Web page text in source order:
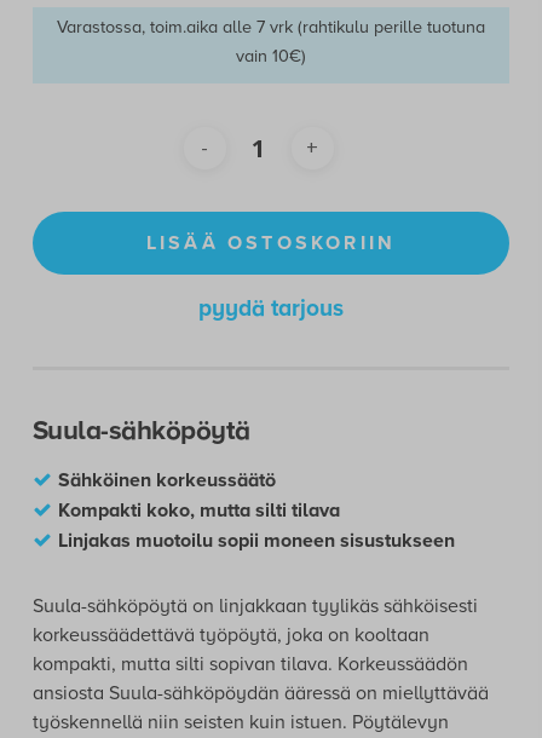
Varastossa, toim.aika alle 7 vrk (rahtikulu perille tuotuna
vain 10€)
LISÄÄ OSTOSKORIIN
pyydä tarjous
Suula-sähköpöytä
Sähköinen korkeussäätö
Kompakti koko, mutta silti tilava
Linjakas muotoilu sopii moneen sisustukseen
Suula-sähköpöytä on linjakkaan tyylikäs sähköisesti
korkeussäädettävä työpöytä, joka on kooltaan
kompakti, mutta silti sopivan tilava. Korkeussäädön
ansiosta Suula-sähköpöydän ääressä on miellyttävää
työskennellä niin seisten kuin istuen. Pöytälevyn